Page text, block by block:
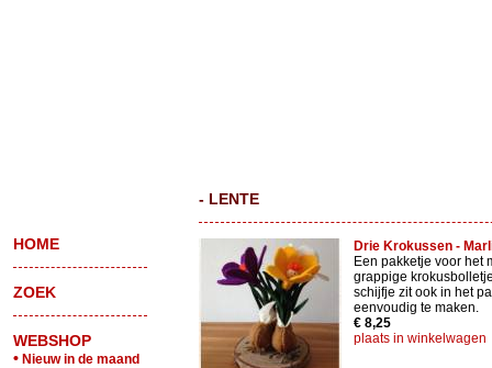
HOME
ZOEK
WEBSHOP
• Nieuw in de maand
- LENTE
Drie Krokussen -
Een pakketje voor het
grappige
schijfje zit ook in het
eenvoudig te maken.
€ 8,25
plaats in winkelwagen